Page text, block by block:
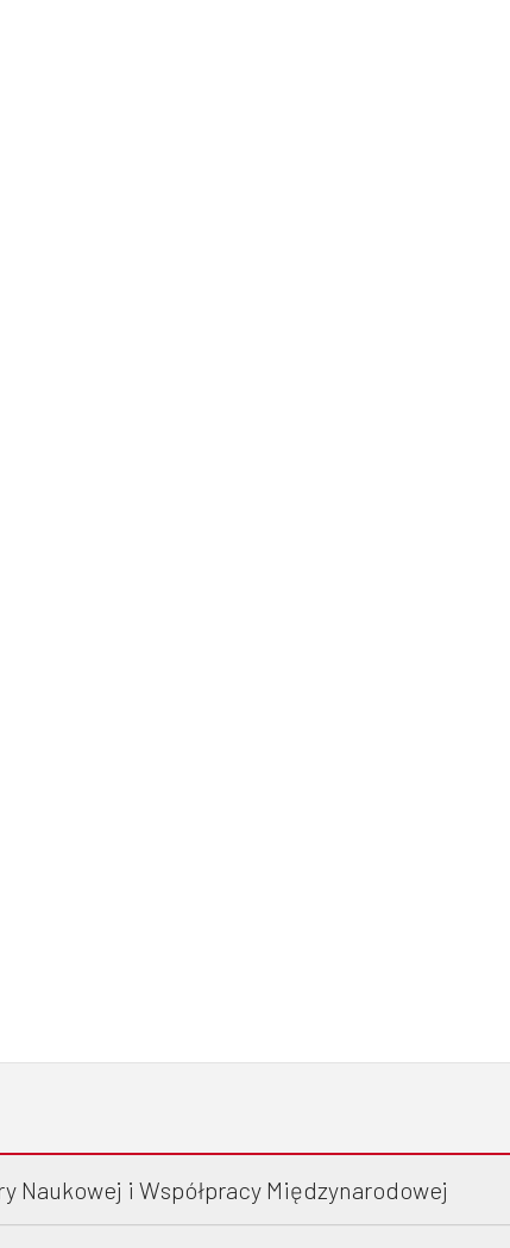
Naukowej i Współpracy Międzynarodowej